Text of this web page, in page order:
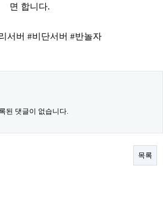
면 합니다.
서버 #비단서버 #반놀자
된 댓글이 없습니다.
목록